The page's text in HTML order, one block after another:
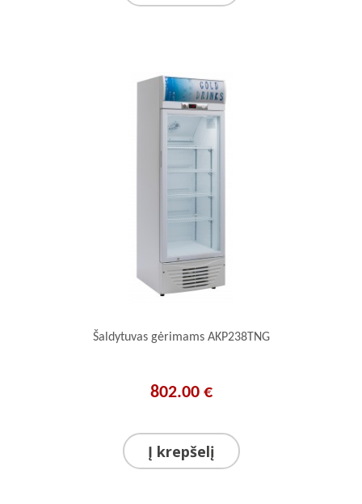
Šaldytuvas gėrimams AKP238TNG
802.00 €
Į krepšelį